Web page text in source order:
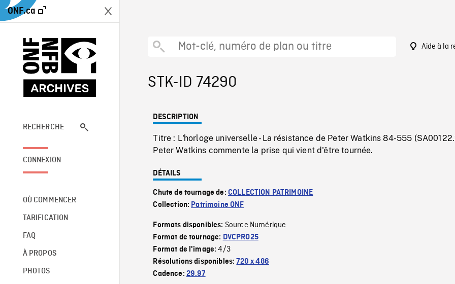
ONF.ca
RECHERCHE
CONNEXION
OÙ COMMENCER
TARIFICATION
FAQ
À PROPOS
PHOTOS
Aide à la
STK-ID 74290
DESCRIPTION
Titre : L'horloge universelle - La résistance de Peter Watkins 84-555
Peter Watkins commente la prise qui vient d'être tournée.
DÉTAILS
Chute de tournage de: COLLECTION PATRIMOINE
Collection: Patrimoine ONF
Formats disponibles: Source Numérique
Format de tournage: DVCPRO25
Format de l'image:4/3
Résolutions disponibles:720 x 486
Cadence: 29.97